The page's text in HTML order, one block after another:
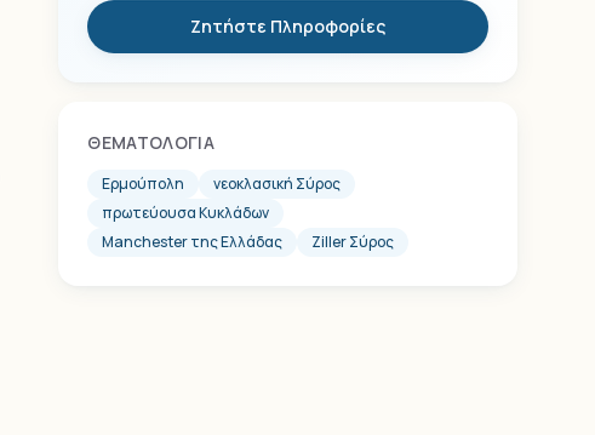
Ζητήστε Πληροφορίες
ΘΕΜΑΤΟΛΟΓΊΑ
Ερμούπολη
νεοκλασική Σύρος
πρωτεύουσα Κυκλάδων
Manchester της Ελλάδας
Ziller Σύρος